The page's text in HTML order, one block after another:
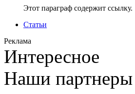
Этот параграф содержит ссылку.
Статьи
Реклама
Интересное
Наши партнеры